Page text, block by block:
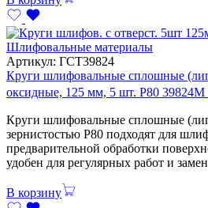
Шлифовальные материалы
Артикул: ГСТ39824
Круги шлифовальные сплошные
оксидные, 125 мм, 5 шт. Р80 39824М
Круги шлифовальные сплошные
зернистостью Р80 подходят для
предварительной обработки
удобен для регулярных работ и
В корзину